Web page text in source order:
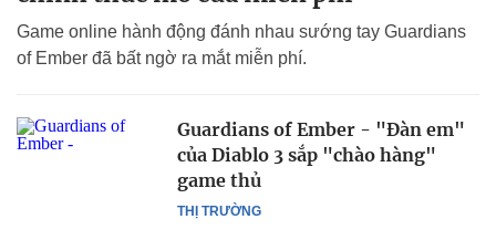
Game online hành động đánh nhau sướng tay Guardians
of Ember đã bất ngờ ra mắt miễn phí.
THỊ TRƯỜNG
Guardians of Ember - "Đàn em"
của Diablo 3 sắp "chào hàng"
game thủ